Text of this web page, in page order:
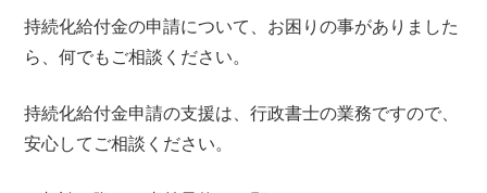
持続化給付金の申請について、お困りの事がありました
ら、何でもご相談ください。
持続化給付金申請の支援は、行政書士の業務ですので、
安心してご相談ください。